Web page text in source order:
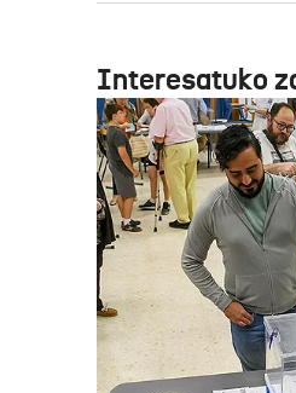
Interesatuko